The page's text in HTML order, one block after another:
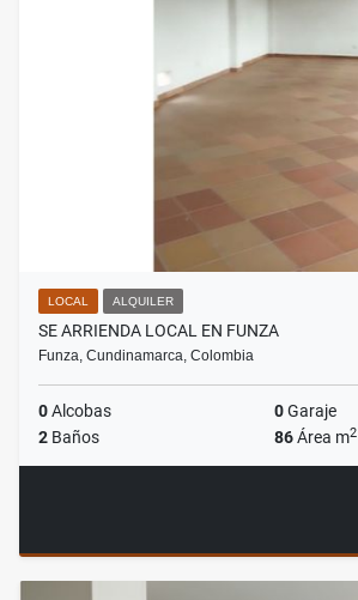
LOCAL ALQUILER
SE ARRIENDA LOCAL EN FUNZA
Funza, Cundinamarca, Colombia
0Alcobas 0Garaje
2 Baños 86Área m2